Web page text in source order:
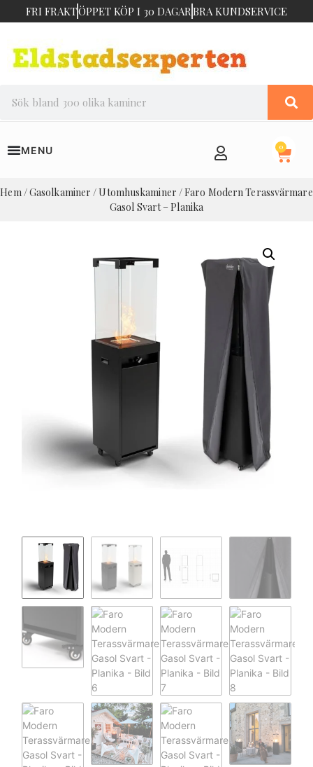
FRI FRAKTÖPPET KÖP I 30 DAGARBRA KUNDSERVICE
0
Hem/Gasolkaminer /Utomhuskaminer / Faro Modern Terassvärmare
Gasol Svart – Planika